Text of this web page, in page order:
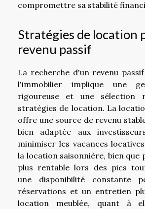
compromettre sa stabilité
Stratégies de location
revenu passif
La recherche d'un revenu
l'immobilier implique une
rigoureuse et une sélection
stratégies de location. La
offre une source de revenu
bien adaptée aux
minimiser les vacances
la location saisonnière, bien que
plus rentable lors des pics
une disponibilité constante
réservations et un entretien
location meublée, quant à